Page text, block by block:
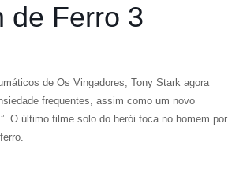
de Ferro 3
de Os Vingadores, Tony Stark agora
frequentes, assim como um novo
O último filme solo do herói foca no homem por